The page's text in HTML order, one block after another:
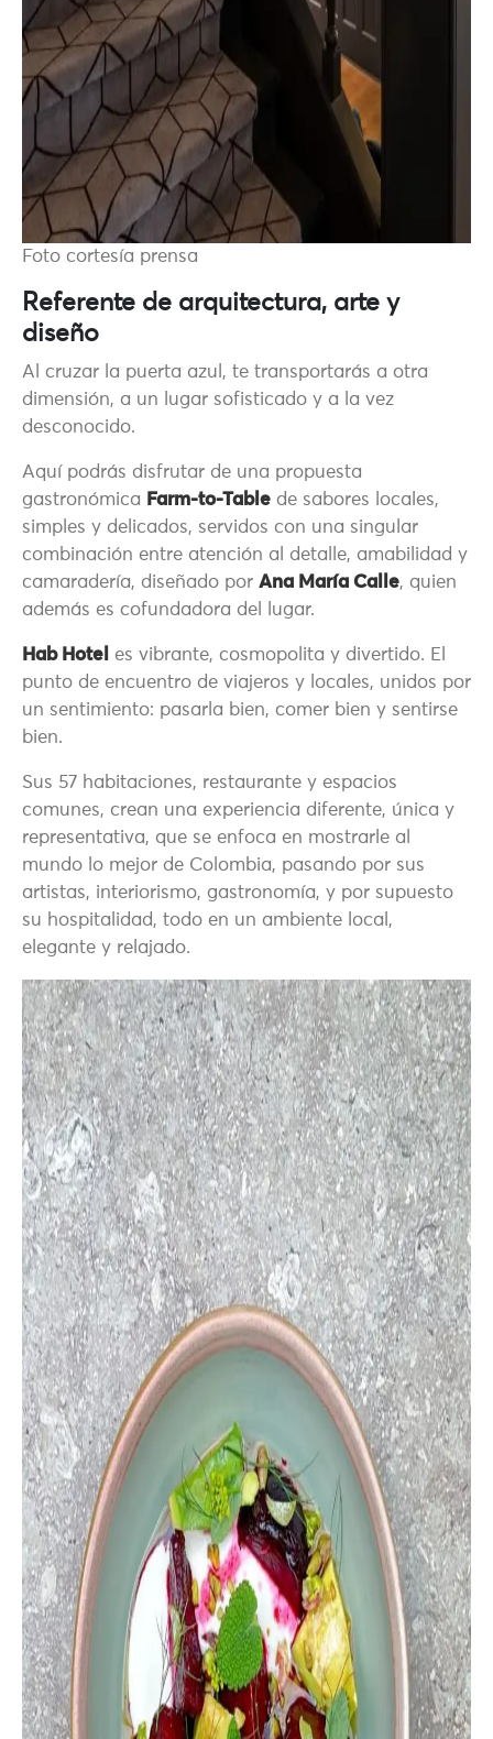
Foto cortesía prensa
Referente de arquitectura, arte y
diseño
Al cruzar la puerta azul, te transportarás a otra
dimensión, a un lugar sofisticado y a la vez
desconocido.
Aquí podrás disfrutar de una propuesta
gastronómica Farm-to-Table de sabores locales,
simples y delicados, servidos con una singular
combinación entre atención al detalle, amabilidad y
camaradería, diseñado por Ana María Calle, quien
además es cofundadora del lugar.
Hab Hotel es vibrante, cosmopolita y divertido. El
punto de encuentro de viajeros y locales, unidos por
un sentimiento: pasarla bien, comer bien y sentirse
bien.
Sus 57 habitaciones, restaurante y espacios
comunes, crean una experiencia diferente, única y
representativa, que se enfoca en mostrarle al
mundo lo mejor de Colombia, pasando por sus
artistas, interiorismo, gastronomía, y por supuesto
su hospitalidad, todo en un ambiente local,
elegante y relajado.